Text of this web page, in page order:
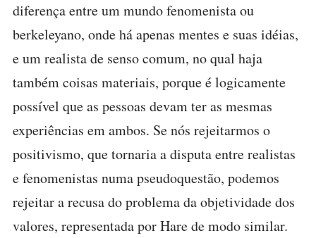
diferença entre um mundo fenomenista ou
berkeleyano, onde há apenas mentes e suas idéias,
e um realista de senso comum, no qual haja
também coisas materiais, porque é logicamente
possível que as pessoas devam ter as mesmas
experiências em ambos. Se nós rejeitarmos o
positivismo, que tornaria a disputa entre realistas
e fenomenistas numa pseudoquestão, podemos
rejeitar a recusa do problema da objetividade dos
valores, representada por Hare de modo similar.